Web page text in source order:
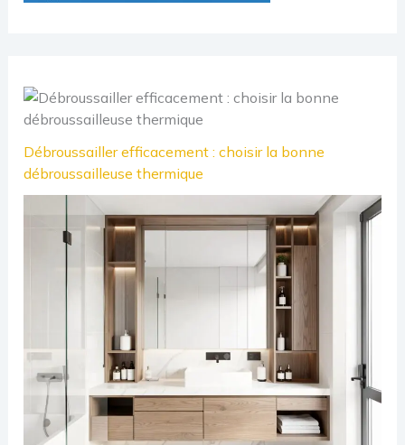
Débroussailler efficacement : choisir la bonne
débroussailleuse thermique